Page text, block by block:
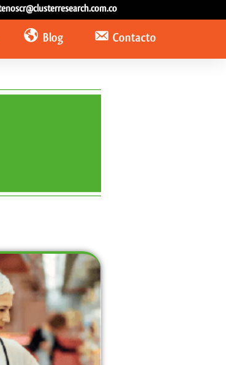
Blog Contacto